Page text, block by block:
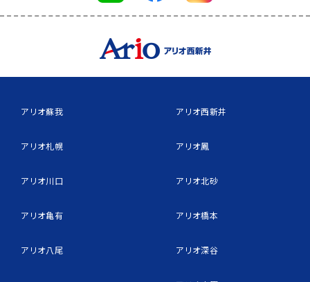
アリオ蘇我
アリオ札幌
アリオ川口
アリオ亀有
アリオ八尾
アリオ西新井
アリオ鳳
アリオ北砂
アリオ橋本
アリオ深谷